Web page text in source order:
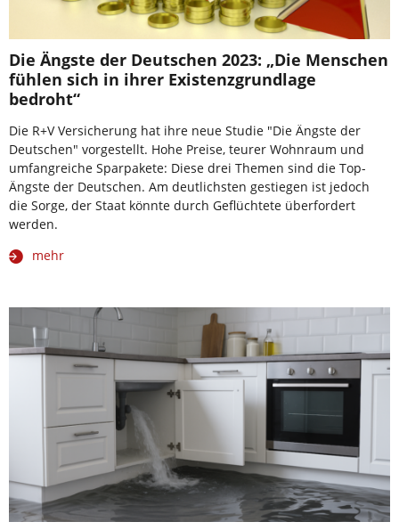
Die Ängste der Deutschen 2023: „Die Menschen
fühlen sich in ihrer Existenzgrundlage
bedroht“
Die R+V Versicherung hat ihre neue Studie "Die Ängste der
Deutschen" vorgestellt. Hohe Preise, teurer Wohnraum und
umfangreiche Sparpakete: Diese drei Themen sind die Top-
Ängste der Deutschen. Am deutlichsten gestiegen ist jedoch
die Sorge, der Staat könnte durch Geflüchtete überfordert
werden.
mehr